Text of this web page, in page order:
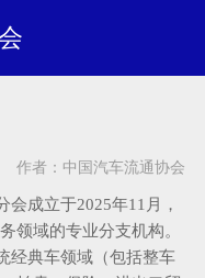
作者：中国汽车流通协会
成立于2025年11月，
领域的专业分支机构。
经典车领域（包括整车